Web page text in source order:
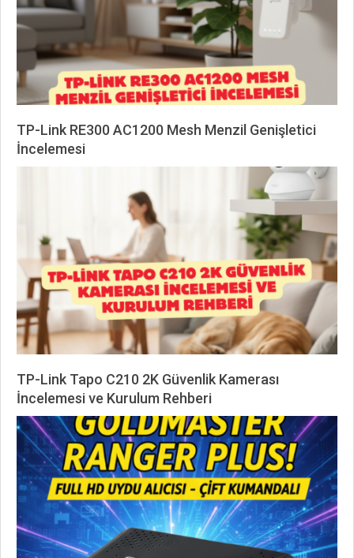
TP-Link RE300 AC1200 Mesh Menzil Genişletici
İncelemesi
2026-
TP-Link Tapo C210 2K Güvenlik Kamerası
İncelemesi ve Kurulum Rehberi
2026-
02-
17